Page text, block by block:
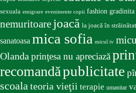
sexuala emigrare evenimente copii fashion gradinita
nemuritoare joacă la joacă în
sanatoasa mica sofia micul iv
Olandaprinţesa nu apreciază
recomandăpublicitate
scoalateoria vieţii terapie umanitar